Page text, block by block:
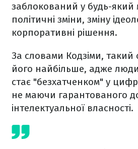
заблокований у будь-який
політичні зміни, зміну
корпоративні рішення.
За словами Кодзіми, такий
його найбільше, адже
стає "безхатченком" у
не маючи гарантованого
інтелектуальної власності.